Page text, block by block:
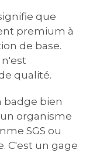
que
premium à
de base.
qualité.
badge bien
organisme
SGS ou
C'est un gage